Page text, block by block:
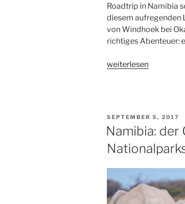
Roadtrip in Namibia
diesem aufregenden
von Windhoek bei
richtiges Abenteuer:
„Namibia:
Ende“
weiterlesen
VERÖFFENTLICHT
AM
SEPTEMBER 5, 2017
Namibia: der